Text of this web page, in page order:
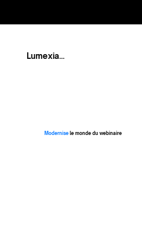
Lumexia...
Modernisele monde du webinaire